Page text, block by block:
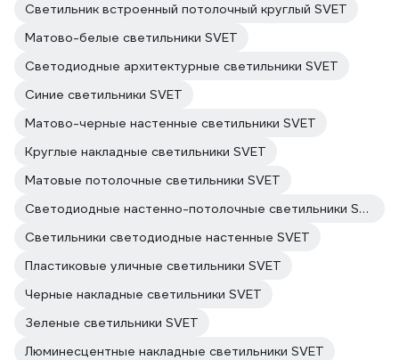
Светильник встроенный потолочный круглый SVET
Матово-белые светильники SVET
Светодиодные архитектурные светильники SVET
Синие светильники SVET
Матово-черные настенные светильники SVET
Круглые накладные светильники SVET
Матовые потолочные светильники SVET
Светодиодные настенно-потолочные светильники SVET
Светильники светодиодные настенные SVET
Пластиковые уличные светильники SVET
Черные накладные светильники SVET
Зеленые светильники SVET
Люминесцентные накладные светильники SVET